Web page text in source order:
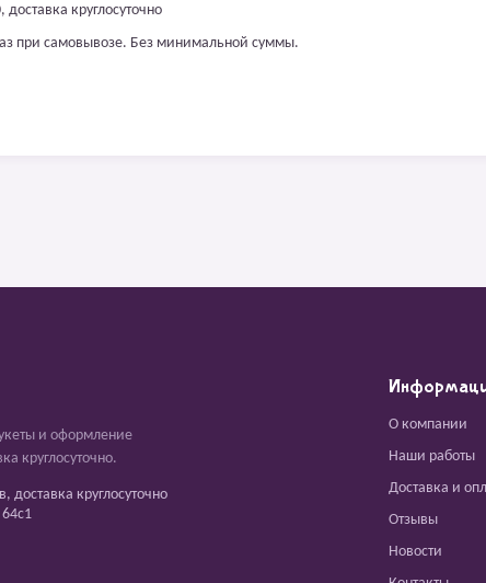
круглосуточно
при самовывозе. Без минимальной суммы.
и оформление
круглосуточно.
доставка круглосуточно
О компании
Наши работы
Доставка и
Отзывы
Новости